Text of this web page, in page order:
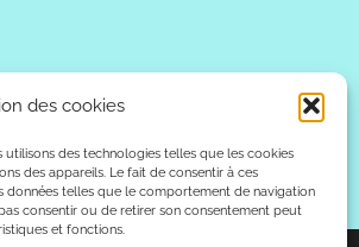
des cookies
utilisons des technologies telles que les cookies
des appareils. Le fait de consentir à ces
telles que le comportement de navigation
consentir ou de retirer son consentement peut
et fonctions.